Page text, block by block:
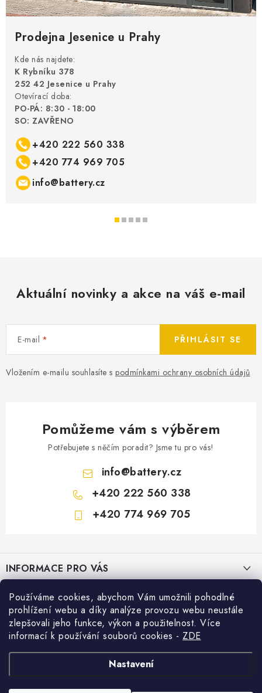
Používáme cookies, abychom Vám umožnili pohodlné
prohlížení webu a díky analýze provozu webu neustále
zlepšovali jeho funkce, výkon a použitelnost. Více
informací k používání souborů cookies - ZDE
Nastavení
Prodejna Jesenice u Prahy
Kde nás najdete:
K Rybníku 378
252 42 Jesenice u Prahy
Otevírací doba:
PO-PÁ: 8:30 - 18:00
SO: ZAVŘENO
+420 222 560 338
+420 774 969 705
info@battery.cz
Aktuální novinky a akce na váš e-mail
E-mail
Vložením e-mailu souhlasíte s podmínkami ochrany osobních údajů
PŘIHLÁSIT SE
Pomůžeme vám s výběrem
Potřebujete s něčím poradit? Jsme tu pro vás!
info@battery.cz
+420 222 560 338
+420 774 969 705
pINFORMACE PRO VÁS
KONTAKTY
POŠTOVNÉ A DOPRAVA
KONFIGURÁTOR AUTOBATERIÍ
PRODEJNY BATTERY.CZ
Prodejna Brno - Pražákova ul.
Prodejna Praha - Brožíkova ul.
Prodejna Ústí n. Labem - Žižkova ul.
Konfigurátor AUTOBATERIE
Konfigurátor AUTOBATERIE
Vyhledávání
HLEDAT